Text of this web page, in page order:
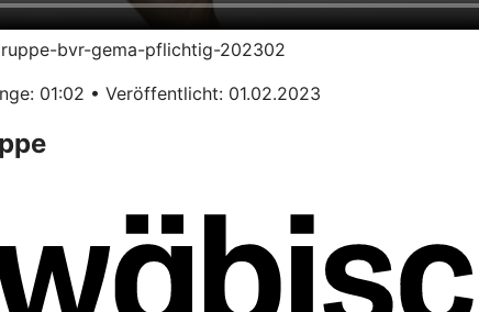
bvr-gema-pflichtig-202302
01:02 • Veröffentlicht: 01.02.2023